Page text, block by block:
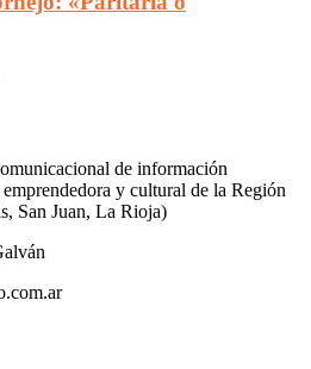
de información
y cultural de la Región
San Juan, La Rioja)